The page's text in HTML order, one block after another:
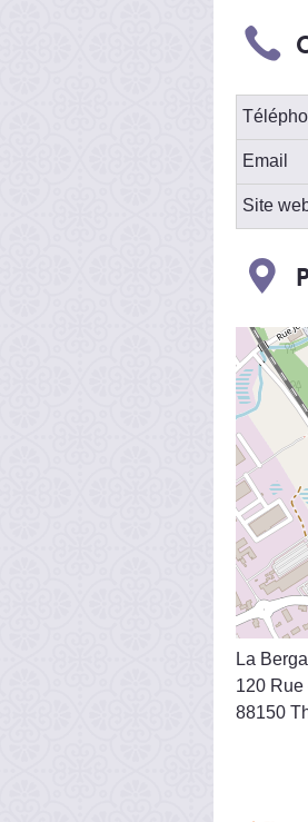
Email
Site
La
120
88150